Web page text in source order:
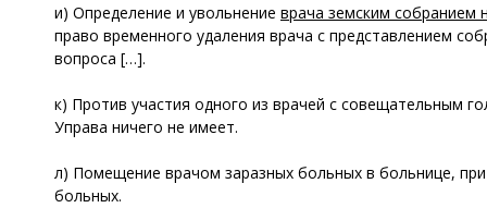
и) Определение и увольнение врача земским собранием
право временного удаления врача с представлением
вопроса […].
к) Против участия одного из врачей с совещательным
Управа ничего не имеет.
л) Помещение врачом заразных больных в больнице,
больных.